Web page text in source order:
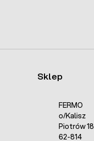
Sklep
FERMO
o/Kalisz
Piotrów 18
62-814